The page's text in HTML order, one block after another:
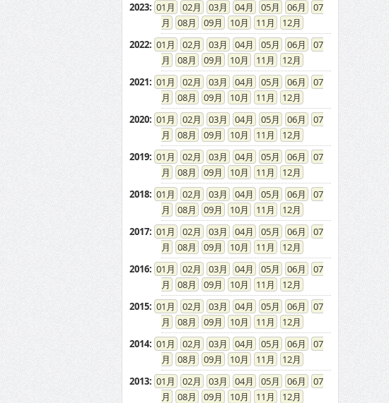
2023: 01 02 03 04 05 06
07
08
09 10 11
12
2022: 01 02 03 04 05 06
07
08
09 10 11
12
2021: 01 02 03 04 05 06
07
08
09 10 11
12
2020: 01 02 03 04 05 06
07
08
09 10 11
12
2019: 01 02 03 04 05 06
07
08
09 10 11
12
2018: 01 02 03 04 05 06
07
08
09 10 11
12
2017: 01 02 03 04 05 06
07
08
09 10 11
12
2016: 01 02 03 04 05 06
07
08
09 10 11
12
2015: 01 02 03 04 05 06
07
08
09 10 11
12
2014: 01 02 03 04 05 06
07
08
09 10 11
12
2013: 01 02 03 04 05 06
07
08
09 10 11
12